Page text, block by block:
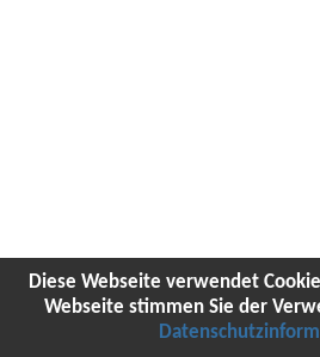
Diese Webseite verwendet
Webseite stimmen Sie der